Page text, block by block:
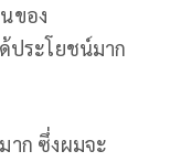
ของ
ประโยชน์มาก
าก ซึ่งผมจะ